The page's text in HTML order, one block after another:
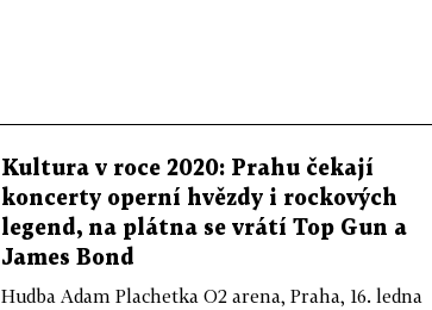
Kultura v roce 2020: Prahu čekají
koncerty operní hvězdy i rockových
legend, na plátna se vrátí Top Gun a
James Bond
Hudba Adam Plachetka O2 arena, Praha, 16. ledna